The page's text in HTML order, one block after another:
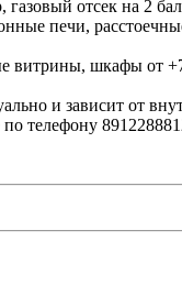
газовый отсек на 2
печи,
витрины, шкафы
и зависит от
телефону